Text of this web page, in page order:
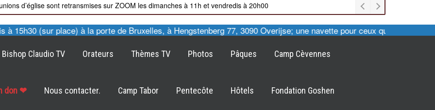
d’église sont retransmises sur ZOOM les dimanches à 11h et vendredis à 20h00
(sur place) à la porte de Bruxelles, à Hengstenberg 77, 3090 Overijse; une navette pour ceux qui le
Bishop Claudio TV Orateurs Thèmes TV Photos Pâques Camp Cèvennes
don ❤ Nous contacter. Camp Tabor Pentecôte Hôtels Fondation Goshen